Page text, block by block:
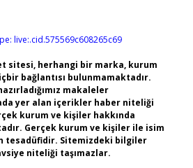
live:.cid.575569c608265c69
sitesi, herhangi bir marka, kurum
bağlantısı bulunmamaktadır.
makaleler
yer alan içerikler haber niteliği
kurum ve kişiler hakkında
Gerçek kurum ve kişiler ile isim
tesadüfidir. Sitemizdeki bilgiler
niteliği taşımazlar.